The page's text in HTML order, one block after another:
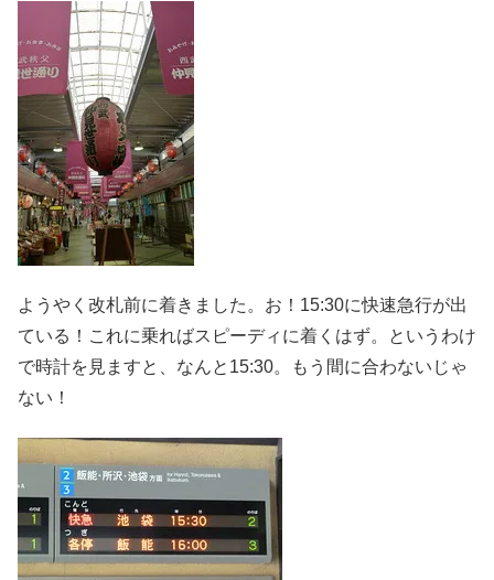
ようやく改札前に着きました。お！15:30に快速急行が出
ている！これに乗ればスピーディに着くはず。というわけ
で時計を見ますと、なんと15:30。もう間に合わないじゃ
ない！